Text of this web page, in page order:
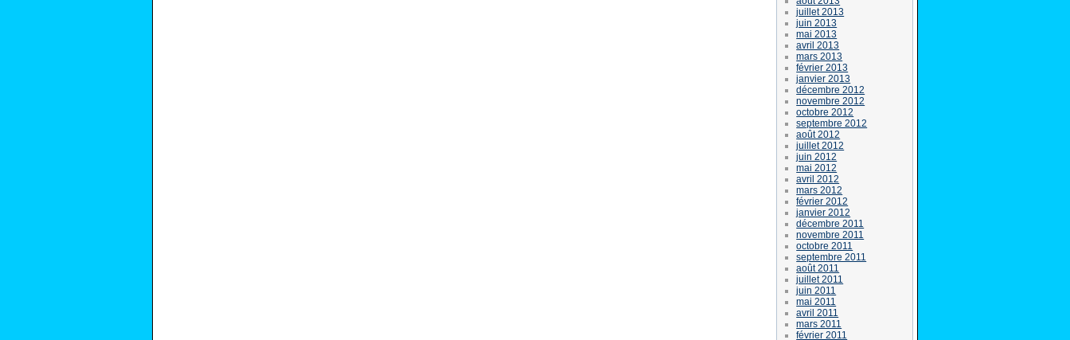
juillet 2013
juin 2013
mai 2013
avril 2013
mars 2013
février 2013
janvier 2013
décembre 2012
novembre 2012
octobre 2012
septembre 2012
août 2012
juillet 2012
juin 2012
mai 2012
avril 2012
mars 2012
février 2012
janvier 2012
décembre 2011
novembre 2011
octobre 2011
septembre 2011
août 2011
juillet 2011
juin 2011
mai 2011
avril 2011
mars 2011
février 2011